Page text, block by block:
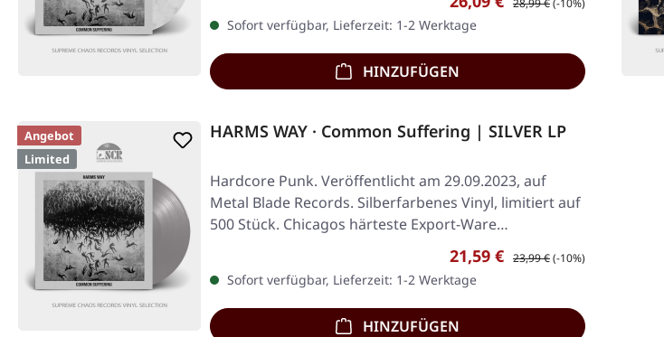
28,99 €(-10%)
Sofort verfügbar, Lieferzeit: 1-2 Werktage
HINZUFÜGEN
Angebot
Limited
HARMS WAY · Common Suffering | SILVER LP
Hardcore Punk. Veröffentlicht am 29.09.2023, auf
Metal Blade Records. Silberfarbenes Vinyl, limitiert auf
500 Stück. Chicagos härteste Export-Ware…
Verkaufspreis:
21,59 € Regulärer Preis:
23,99 €(-10%)
Sofort verfügbar, Lieferzeit: 1-2 Werktage
HINZUFÜGEN